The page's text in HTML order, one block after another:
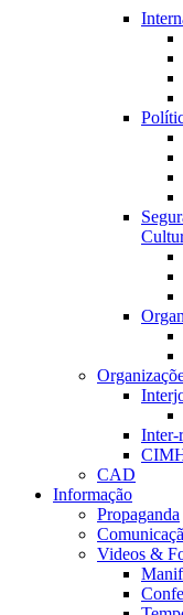
Inter-
CAD
Informação
Propaganda
Videos &